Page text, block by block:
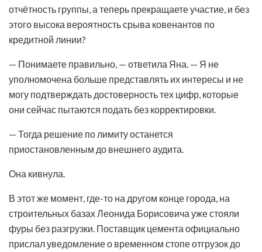
отчётность группы, а теперь прекращаете участие, и без
этого высока вероятность срыва ковенантов по
кредитной линии?
— Понимаете правильно, — ответила Яна. — Я не
уполномочена больше представлять их интересы и не
могу подтверждать достоверность тех цифр, которые
они сейчас пытаются подать без корректировки.
— Тогда решение по лимиту останется
приостановленным до внешнего аудита.
Она кивнула.
В этот же момент, где-то на другом конце города, на
строительных базах Леонида Борисовича уже стояли
фуры без разгрузки. Поставщик цемента официально
прислал уведомление о временном стопе отгрузок до